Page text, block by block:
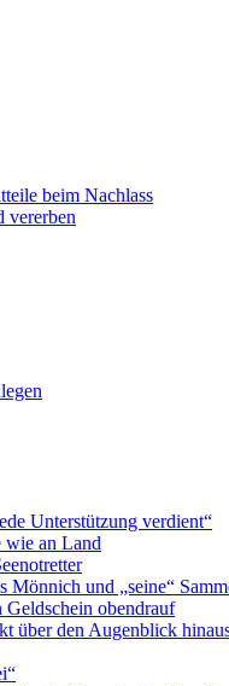
beim Nachlass
vererben
Unterstützung verdient“
wie an Land
Mönnich und „seine“
Geldschein obendrauf
über den Augenblick